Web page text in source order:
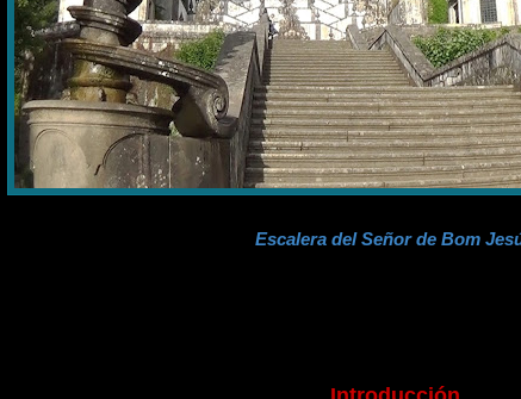
Escalera del Señor de Bom